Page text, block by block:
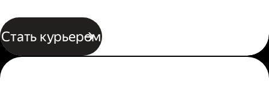
Стать курьером